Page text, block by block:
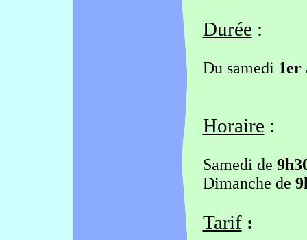
Durée :
Du samedi 1er
Horaire :
Samedi de
Dimanche de
Tarif :